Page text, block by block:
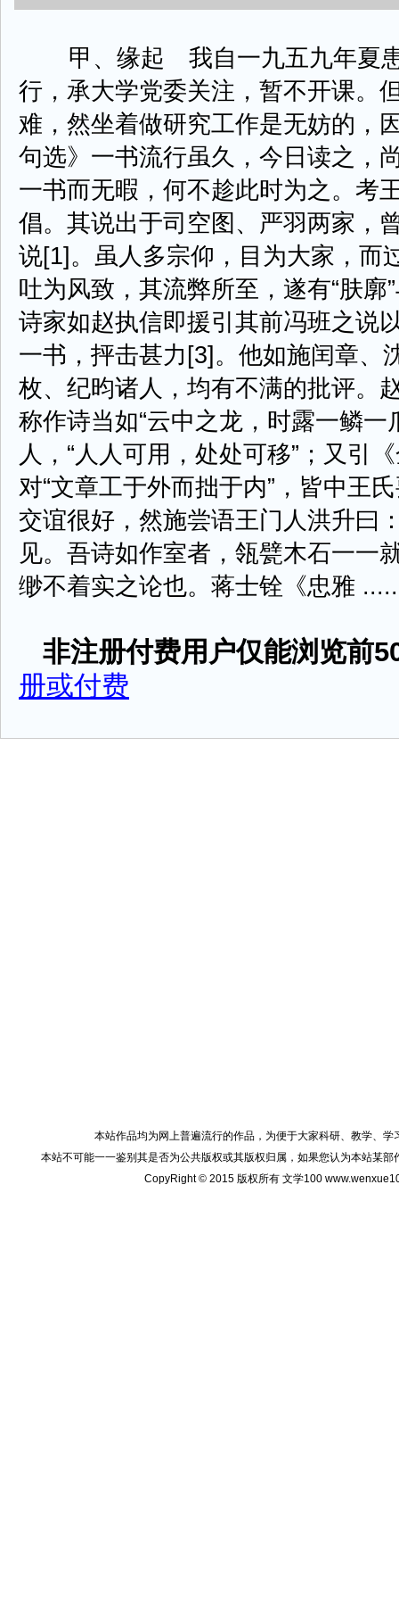
甲、缘起 我自一九五九年夏患
行，承大学党委关注，暂不开课。
难，然坐着做研究工作是无妨的，
句选》一书流行虽久，今日读之，
一书而无暇，何不趁此时为之。考
倡。其说出于司空图、严羽两家，
说[1]。虽人多宗仰，目为大家，而
吐为风致，其流弊所至，遂有“肤廓
诗家如赵执信即援引其前冯班之说
一书，抨击甚力[3]。他如施闰章、
枚、纪昀诸人，均有不满的批评。
称作诗当如“云中之龙，时露一鳞一
人，“人人可用，处处可移”；又引
对“文章工于外而拙于内”，皆中王
交谊很好，然施尝语王门人洪升曰
见。吾诗如作室者，瓴甓木石一一
缈不着实之论也。蒋士铨《忠雅
非注册付费用户仅能浏览前
册或付费
本站作品均为网上普遍流行的作品，为便于大家科研、教学、
本站不可能一一鉴别其是否为公共版权或其版权归属，如果您认为本站某
CopyRight © 2015 版权所有 文学100